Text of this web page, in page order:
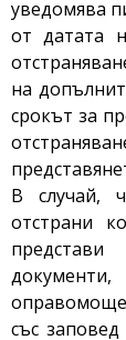
уведомява
от датата
на
срокът за
В случай,
отстрани
със